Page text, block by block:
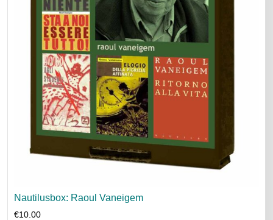
Nautilusbox: Raoul Vaneigem
€10.00